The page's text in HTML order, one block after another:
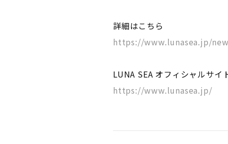
詳細はこちら
https://www.lunasea.jp/
LUNA SEA オフィシャルサイ
https://www.lunasea.jp/